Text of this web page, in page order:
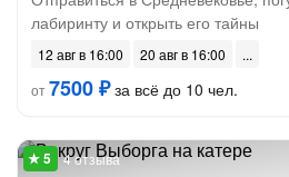
лабиринту и открыть его тайны
12 авг в 16:00
20 авг в 16:00
от7500 ₽за всё до 10 чел.
4 отзыва